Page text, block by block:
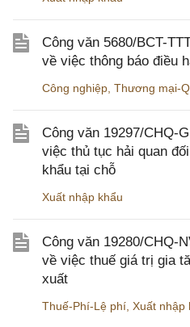
Công văn 5680/BCT-
về việc thông báo điều
Công nghiệp Thương mại-
Công văn 19297/CHQ-
việc thủ tục hải quan
khẩu tại chỗ
Xuất nhập khẩu
Công văn 19280/CHQ-
về việc thuế giá trị gia
xuất
Thuế-Phí-Lệ phí Xuất nhập